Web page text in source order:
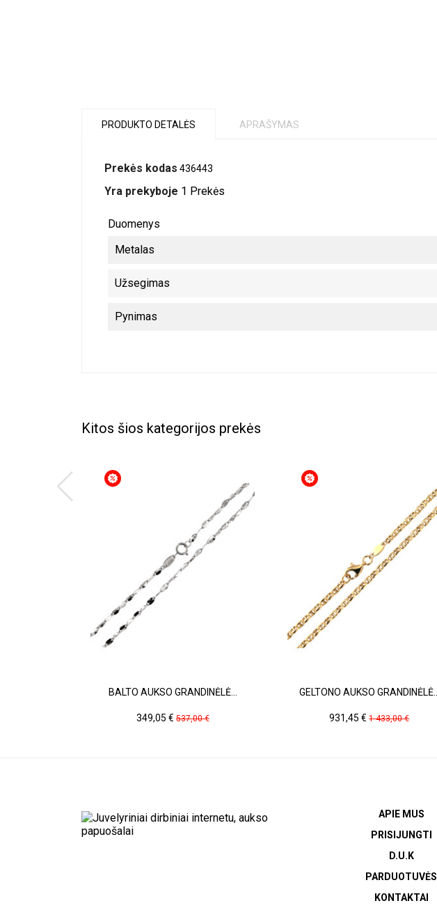
PRODUKTO DETALĖS APRAŠYMAS
Prekės kodas 436443
Yra prekyboje 1 Prekės
Duomenys
Metalas
Užsegimas
Pynimas
Kitos šios kategorijos prekės
BALTO AUKSO GRANDINĖLĖ...
Kaina
349,05 €Pradinė
kaina
537,00 €
GELTONO AUKSO GRANDINĖLĖ...
Kaina
931,45 € Pradinė
kaina
1 433,00 €
APIE MUS
PRISIJUNGTI
D.U.K
PARDUOTUVĖS
KONTAKTAI